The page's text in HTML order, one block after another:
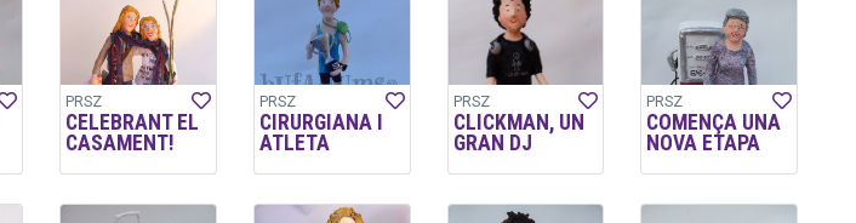
PRSZ
CELEBRANT EL
CASAMENT!
PRSZ
CIRURGIANA I
ATLETA
PRSZ
CLICKMAN, UN
GRAN DJ
PRSZ
COMENÇA UNA
NOVA ETAPA